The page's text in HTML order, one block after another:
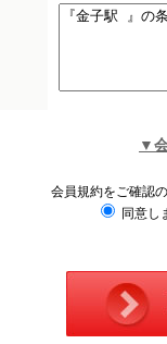
▼
会員規約をご確認
同意し